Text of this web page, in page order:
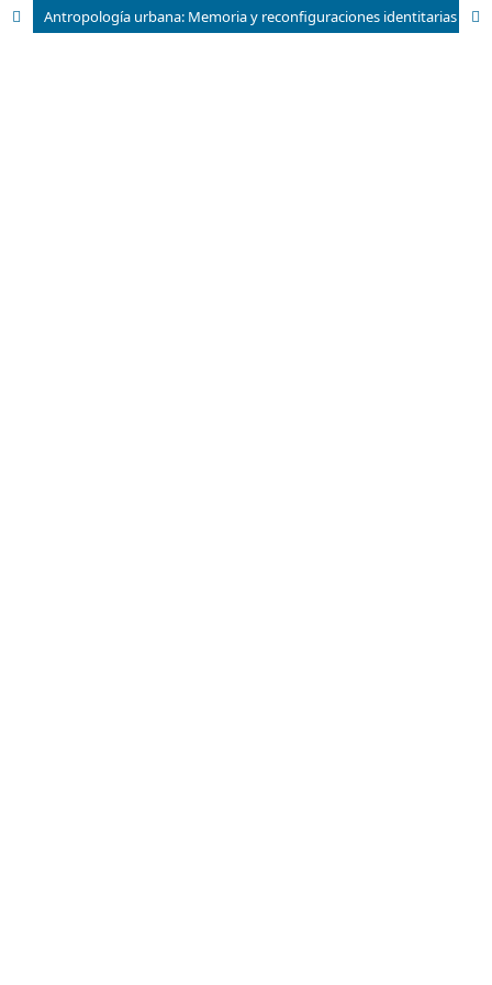
Antropología urbana: Memoria y reconfiguraciones identitarias desde el documental audiovisual